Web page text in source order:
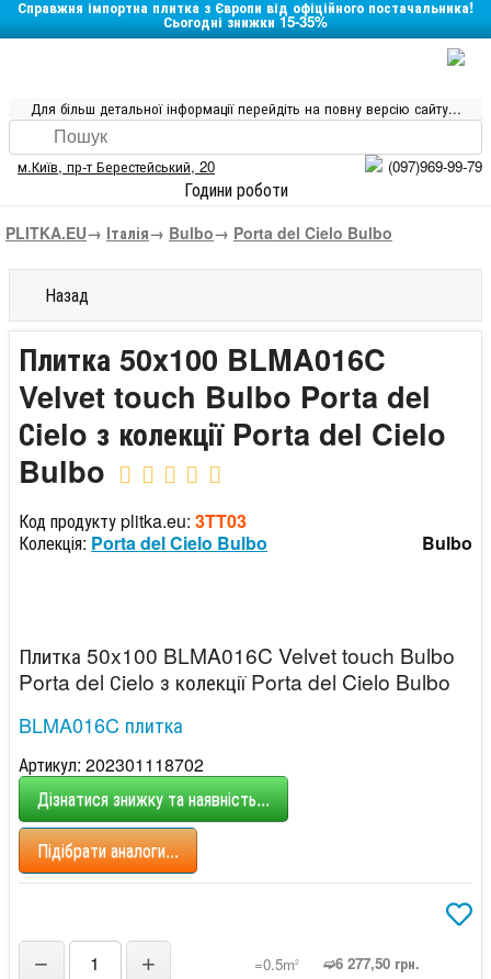
Справжня імпортна плитка з Європи від офіційного постачальника!
Сьогодні знижки 15-35%
Для більш детальної інформації перейдіть на повну версію сайту...
м.Київ, пр-т Берестейський, 20 (097)969-99-79
Години роботи
PLITKA.EU→ Італія→ Bulbo→ Porta del Cielo Bulbo
Назад
Плитка 50x100 BLMA016C
Velvet touch Bulbo Porta del
Сielo з колекції Porta del Cielo
Bulbo
Код продукту plitka.eu: 3TT03
Колекція: Porta del Cielo Bulbo Bulbo
Плитка 50x100 BLMA016C Velvet touch Bulbo
Porta del Сielo з колекції Porta del Cielo Bulbo
BLMA016C плитка
Артикул: 202301118702
Дізнатися знижку та наявність...
Підібрати аналоги...
− + =0.5m2 ➫6 277,50 грн.